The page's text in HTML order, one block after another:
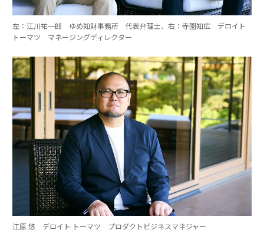
左：江川祐一郎 ゆめ知財事務所 代表弁理士、右：寺園知広 デロイト
トーマツ マネージングディレクター
江原 悠 デロイト トーマツ プロダクトビジネスマネジャー